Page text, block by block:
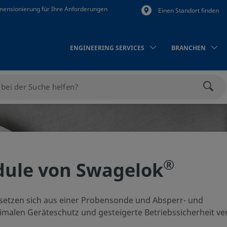
für Ihre Anforderungen
Einen Standort finden
ENGINEERING SERVICES BRANCHEN
von Swagelok®
sich aus einer Probensonde und Absperr- und
Geräteschutz und gesteigerte Betriebssicherheit